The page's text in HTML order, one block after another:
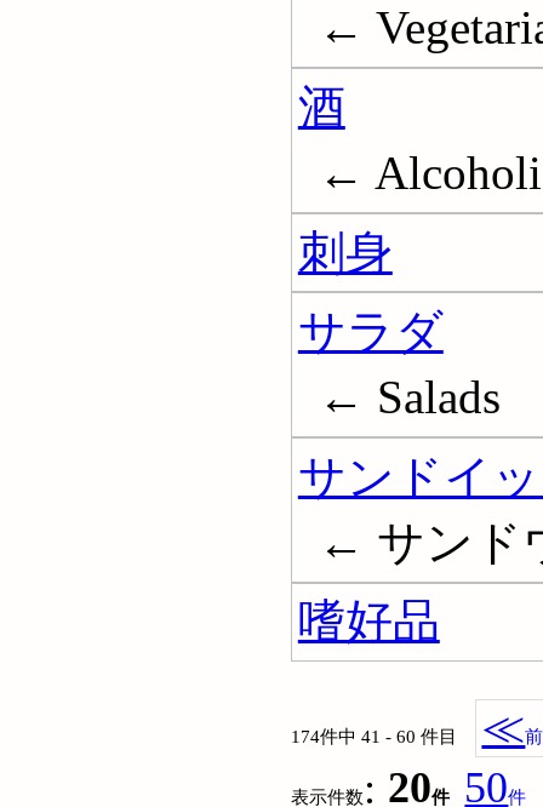
←
酒
←
刺身
サラダ
← Salads
サンドイ
← サンド
嗜好品
174件中 41 - 60 件目 ≪前
表示件数 : 20件 50件